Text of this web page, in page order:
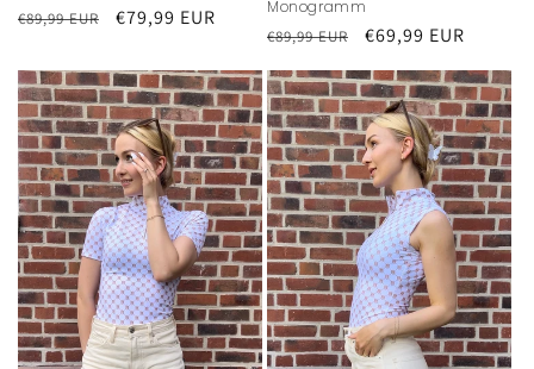
Normaler
€89,99 EUR Verkaufspreis
€79,99 EUR
Monogramm
Normaler
€89,99 EUR Verkaufspreis
€69,99 EUR